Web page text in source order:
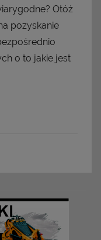
Otóż
pozyskanie
o to jakie jest